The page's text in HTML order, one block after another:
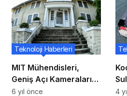
MIT Mühendisleri,
Geniş Açı Kameralarını
Düz Lensle Üretmeyi
Teknoloji Haberleri
6 yıl önce 4